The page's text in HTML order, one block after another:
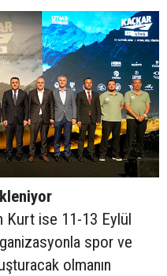
Kurt ise 11-13 Eylül
spor ve
olmanın